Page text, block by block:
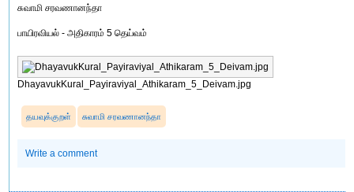
சுவாமி சரவணானந்தா
பாயிரவியல் - அதிகாரம் 5 தெய்வம்
DhayavukKural_Payiraviyal_Athikaram_5_Deivam.jpg
தயவுக்குறள் சுவாமி சரவணானந்தா
Write a comment